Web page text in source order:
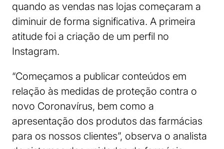
quando as vendas nas lojas começaram a
diminuir de forma significativa. A primeira
atitude foi a criação de um perfil no
Instagram.
“Começamos a publicar conteúdos em
relação às medidas de proteção contra o
novo Coronavírus, bem como a
apresentação dos produtos das farmácias
para os nossos clientes”, observa o analista